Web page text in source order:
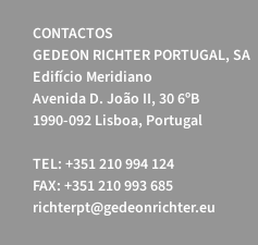
CONTACTOS
GEDEON RICHTER PORTUGAL, SA
Edifício Meridiano
Avenida D. João II, 30 6ºB
1990-092 Lisboa, Portugal
TEL: +351 210 994 124
FAX: +351 210 993 685
richterpt@gedeonrichter.eu